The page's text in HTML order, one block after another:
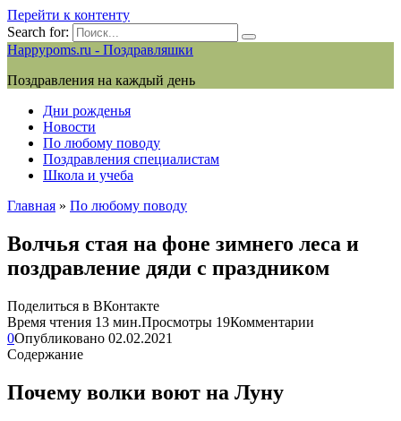
Перейти к контенту
Search for:
Happypoms.ru - Поздравляшки
Поздравления на каждый день
Дни рожденья
Новости
По любому поводу
Поздравления специалистам
Школа и учеба
Главная » По любому поводу
Волчья стая на фоне зимнего леса и
поздравление дяди с праздником
Поделиться в ВКонтакте
Время чтения 13 мин.Просмотры 19Комментарии
0Опубликовано 02.02.2021
Содержание
Почему волки воют на Луну